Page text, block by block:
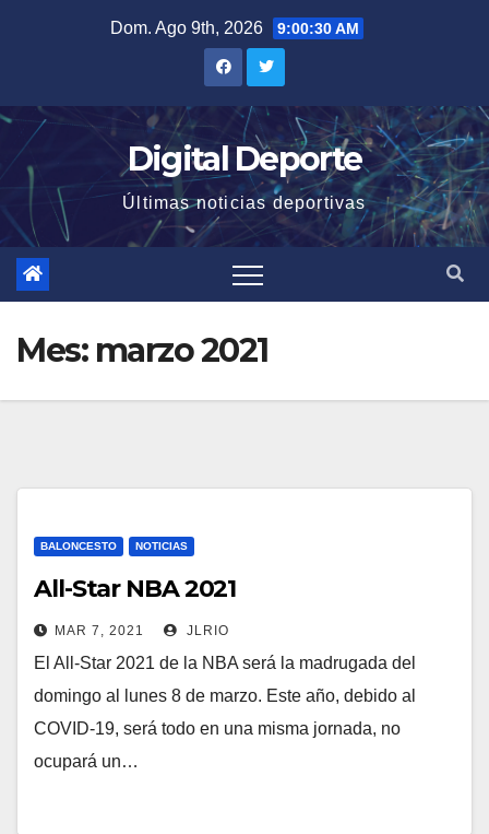
Dom. Ago 9th, 2026 9:00:31 AM
Digital Deporte
Últimas noticias deportivas
Mes: marzo 2021
BALONCESTO NOTICIAS
All-Star NBA 2021
MAR 7, 2021 JLRIO
El All-Star 2021 de la NBA será la madrugada del
domingo al lunes 8 de marzo. Este año, debido al
COVID-19, será todo en una misma jornada, no
ocupará un…